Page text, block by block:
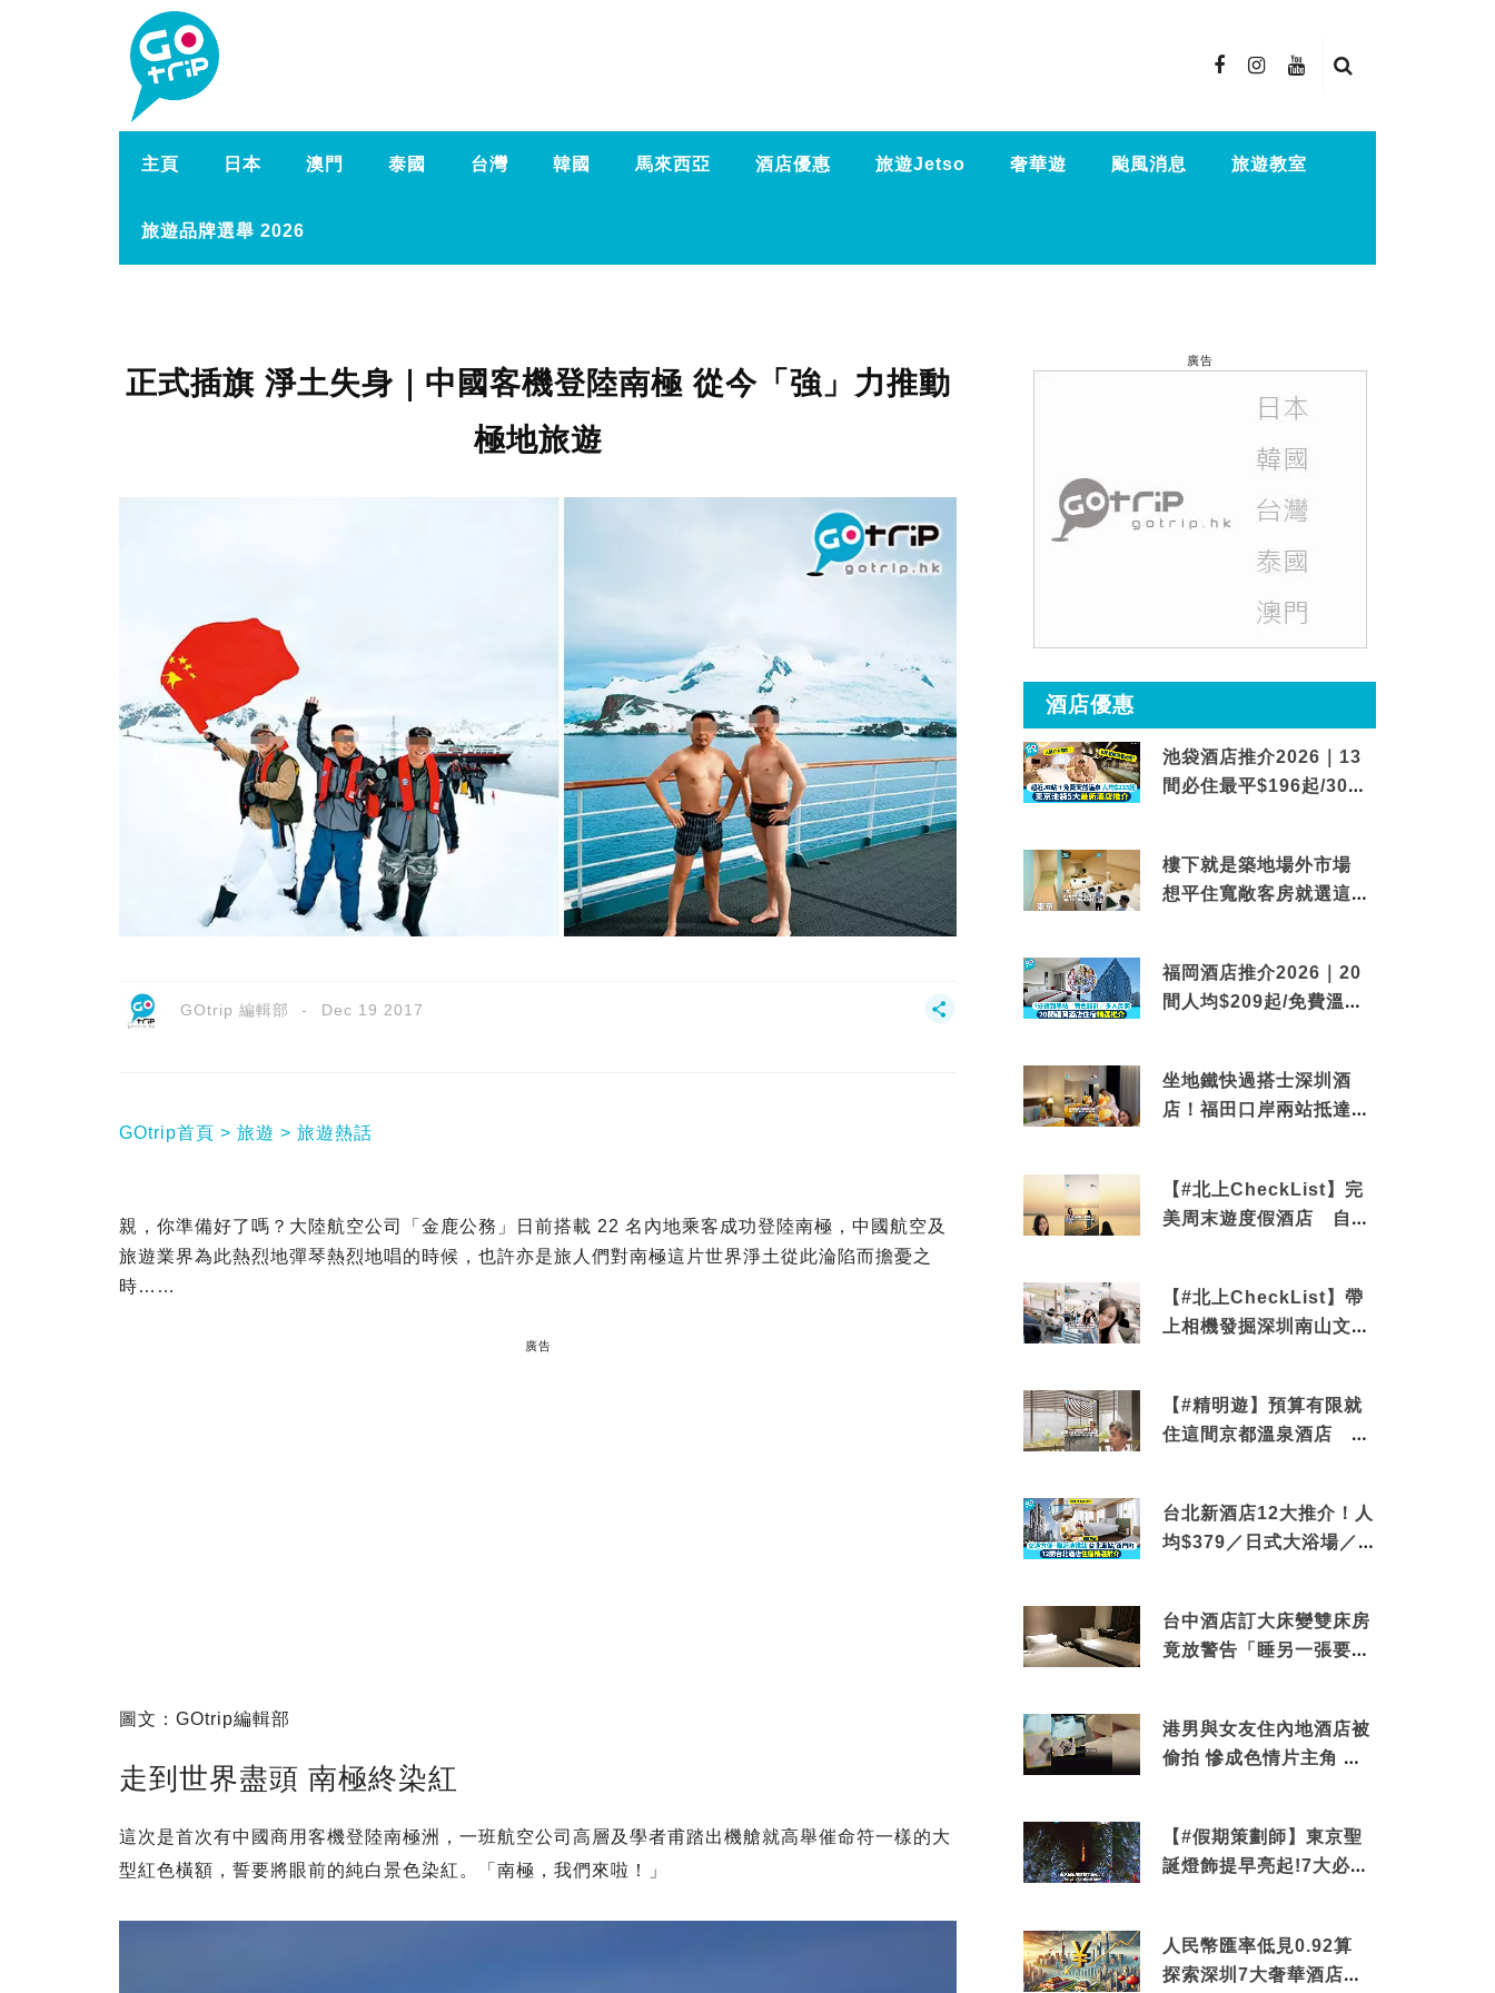
主頁 日本 澳門 泰國 台灣 韓國 馬來西亞 酒店優惠 旅遊Jetso 奢華遊 颱風消息 旅遊教室
旅遊品牌選舉 2026
正式插旗 淨土失身｜中國客機登陸南極 從今「強」力推動
極地旅遊
GOtrip 編輯部 Dec 19 2017
GOtrip首頁 旅遊 旅遊熱話
親，你準備好了嗎？大陸航空公司「金鹿公務」日前搭載 22 名內地乘客成功登陸南極，中國航空及
旅遊業界為此熱烈地彈琴熱烈地唱的時候，也許亦是旅人們對南極這片世界淨土從此淪陷而擔憂之
時……
廣告
圖文：GOtrip編輯部
走到世界盡頭 南極終染紅
這次是首次有中國商用客機登陸南極洲，一班航空公司高層及學者甫踏出機艙就高舉催命符一樣的大
型紅色橫額，誓要將眼前的純白景色染紅。「南極，我們來啦！」
廣告
酒店優惠
池袋酒店推介2026｜13
間必住最平$196起/30秒
樓下就是築地場外市場
想平住寬敞客房就選這間
福岡酒店推介2026｜20
間人均$209起/免費溫泉/
坐地鐵快過搭士深圳酒
店！福田口岸兩站抵達
【#北上CheckList】完
美周末遊度假酒店 自帶
【#北上CheckList】帶
上相機發掘深圳南山文藝
【#精明遊】預算有限就
住這間京都溫泉酒店 車
台北新酒店12大推介！人
均$379／日式大浴場／1
台中酒店訂大床變雙床房
竟放警告「睡另一張要加
港男與女友住內地酒店被
偷拍 慘成色情片主角 鏡
【#假期策劃師】東京聖
誕燈飾提早亮起!7大必去
人民幣匯率低見0.92算
探索深圳7大奢華酒店體